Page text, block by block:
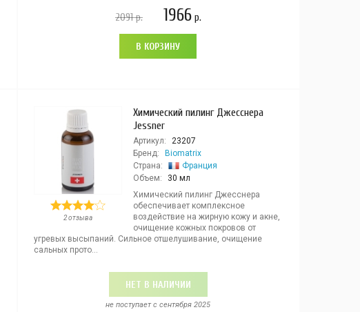
2091р. 1966р.
В КОРЗИНУ
2 отзыва
Химический пилинг Джесснера
Jessner
Артикул:
23207
Бренд:
Biomatrix
Страна:
Франция
Объем:
30 мл
Химический пилинг Джесснера
обеспечивает комплексное
воздействие на жирную кожу и акне,
очищение кожных покровов от
угревых высыпаний. Сильное отшелушивание, очищение
сальных прото...
НЕТ В НАЛИЧИИ
не поступает c сентября 2025